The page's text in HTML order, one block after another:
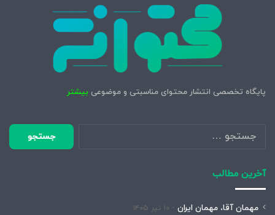
پایگاه تخصصی انتشار محتوای مناسبتی و موضوعی بیشتر
جستجو
برای:
آخرین مطالب
مهمان آقا، مهمان ایران ۱۰ تیر ۱۴۰۵